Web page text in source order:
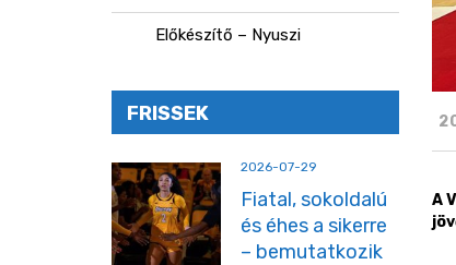
A
Előkészítő – Nyuszi
FRISSEK
2026-07-29
Fiatal, sokoldalú
és éhes a sikerre
– bemutatkozik